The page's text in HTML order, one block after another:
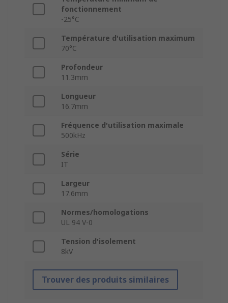
fonctionnement
-25°C
Température d'utilisation maximum
70°C
Profondeur
11.3mm
Longueur
16.7mm
Fréquence d'utilisation maximale
500kHz
Série
IT
Largeur
17.6mm
Normes/homologations
UL 94 V-0
Tension d'isolement
8kV
Trouver des produits similaires